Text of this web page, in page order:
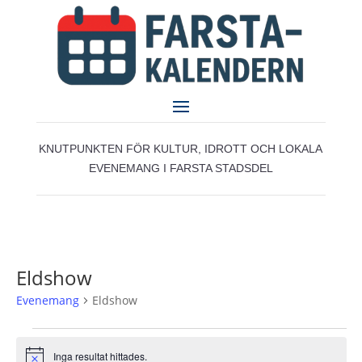
KNUTPUNKTEN FÖR KULTUR, IDROTT OCH LOKALA
EVENEMANG I FARSTA STADSDEL
Eldshow
Evenemang Eldshow
Inga resultat hittades.